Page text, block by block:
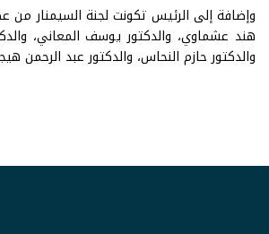
وإضافة إلى الرئيس تكونت لجنة السيمنار من
هند عشماوي، والدكتور يوسف المعاني،
والدكتور حازم النحاس، والدكتور عبد الرحمن